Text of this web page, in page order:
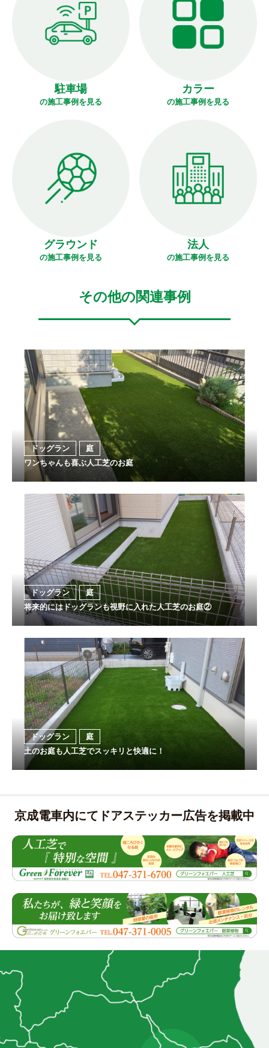
駐車場
の施工事例を見る
カラー
の施工事例を見る
グラウンド
の施工事例を見る
法人
の施工事例を見る
その他の関連事例
ドッグラン
庭
ワンちゃんも喜ぶ人工芝のお庭
ドッグラン
庭
将来的にはドッグランも視野に入れた人工芝のお庭②
ドッグラン
庭
土のお庭も人工芝でスッキリと快適に！
京成電車内にてドアステッカー広告を掲載中